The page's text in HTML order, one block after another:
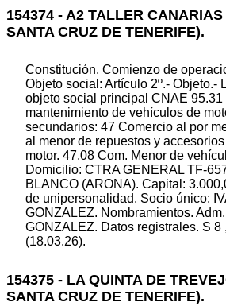
154374 - A2 TALLER
SANTA CRUZ DE TENERIFE).
Constitución. Comienzo de
Objeto social: Artículo 2º.- Objeto.-
objeto social principal CNAE 95.31
mantenimiento de vehículos de
secundarios: 47 Comercio al por
al menor de repuestos y
motor. 47.08 Com. Menor de
Domicilio: CTRA GENERAL TF-
BLANCO (ARONA). Capital:
de unipersonalidad. Socio único:
GONZALEZ. Nombramientos.
GONZALEZ. Datos registrales. S 8
(18.03.26).
154375 - LA QUINTA DE
SANTA CRUZ DE TENERIFE).